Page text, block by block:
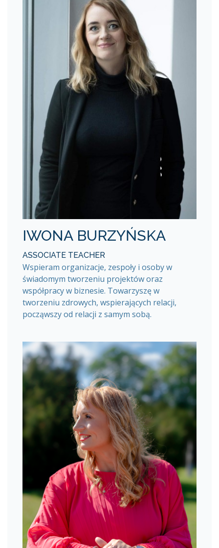
IWONA BURZYŃSKA
ASSOCIATE TEACHER
Wspieram organizacje, zespoły i osoby w
świadomym tworzeniu projektów oraz
współpracy w biznesie. Towarzyszę w
tworzeniu zdrowych, wspierających relacji,
począwszy od relacji z samym sobą.